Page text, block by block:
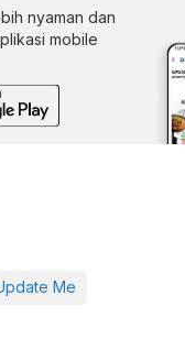
nyaman dan
mobile
Me